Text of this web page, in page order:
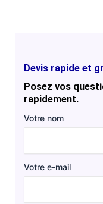
Devis rapide et
Posez vos
rapidement.
Votre nom
Votre e-mail